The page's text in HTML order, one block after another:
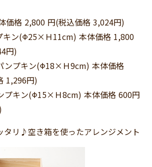
価格 2,800 円(税込価格 3,024円)
キン(Φ25×Ｈ11cm) 本体価格 1,800
円)
ンプキン(Φ18×Ｈ9cm) 本体価格
1,296円)
プキン(Φ15×Ｈ8cm) 本体価格 600円
タリ♪空き箱を使ったアレンジメント